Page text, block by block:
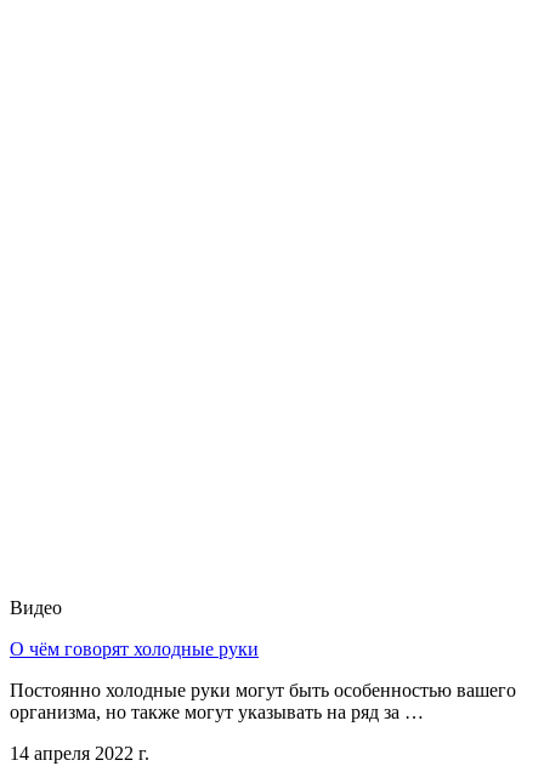
Видео
О чём говорят холодные руки
Постоянно холодные руки могут быть особенностью вашего
организма, но также могут указывать на ряд за …
14 апреля 2022 г.